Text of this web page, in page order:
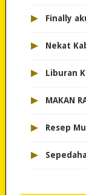
▸ Finally
▸ Nekat
▸ Liburan
▸ MAKAN
▸ Resep
▸